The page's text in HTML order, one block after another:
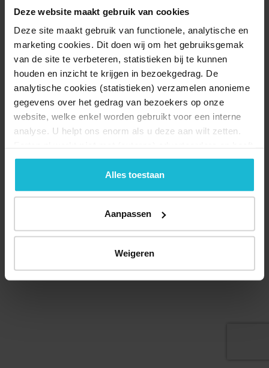
Deze website maakt gebruik van cookies
Deze site maakt gebruik van functionele, analytische en
marketing cookies. Dit doen wij om het gebruiksgemak
van de site te verbeteren, statistieken bij te kunnen
houden en inzicht te krijgen in bezoekgedrag. De
analytische cookies (statistieken) verzamelen anonieme
gegevens over het gedrag van bezoekers op onze
website, welke enkel worden gebruikt voor een interne
analyse. U helpt ons enorm als u deze aan wilt zetten.
geen commerciële doelstelling. U kunt deze cookies via
de knoppen accepteren, beheren of weigeren.
Alles toestaan
Aanpassen
Weigeren
© 2026 Stichting Forten Nederland
Over ons
Doneer nu Disclaimer
Contact
Forten.nl wordt ondersteund door de